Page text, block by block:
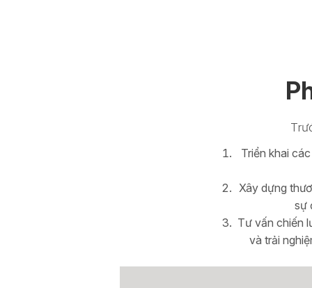
Triển khai
Xây dựng
sự
Tư vấn chiến
và trải